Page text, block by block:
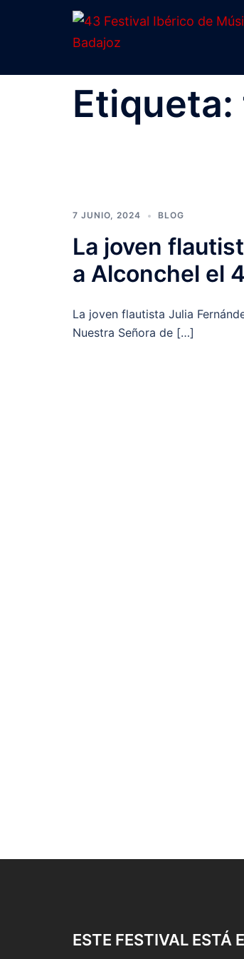
Etiqueta:
7 JUNIO, 2024 BLOG
La joven
a Alconchel el
La joven flautista Julia
Nuestra Señora de […]
ESTE FESTIVAL ESTÁ